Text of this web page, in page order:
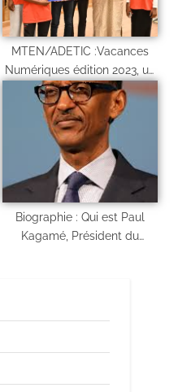
MTEN/ADETIC :Vacances
Numériques édition 2023, un
moment de partage
d’expériences et
d’orientations
Biographie : Qui est Paul
Kagamé, Président du